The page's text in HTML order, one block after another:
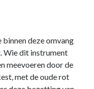
deze omvang
Wie dit instrument
meevoeren door de
met de oude rot